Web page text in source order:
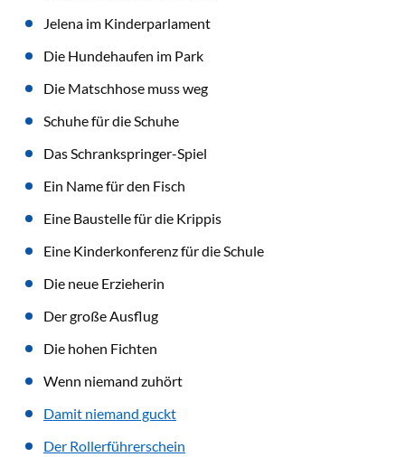
Jelena im Kinderparlament
Die Hundehaufen im Park
Die Matschhose muss weg
Schuhe für die Schuhe
Das Schrankspringer-Spiel
Ein Name für den Fisch
Eine Baustelle für die Krippis
Eine Kinderkonferenz für die Schule
Die neue Erzieherin
Der große Ausflug
Die hohen Fichten
Wenn niemand zuhört
Damit niemand guckt
Der Rollerführerschein